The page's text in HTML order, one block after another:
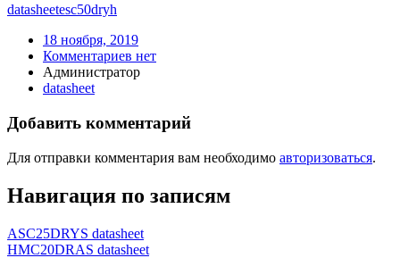
datasheetesc50dryh
18 ноября, 2019
Комментариев нет
Администратор
datasheet
Добавить комментарий
Для отправки комментария вам необходимо авторизоваться.
Навигация по записям
ASC25DRYS datasheet
HMC20DRAS datasheet